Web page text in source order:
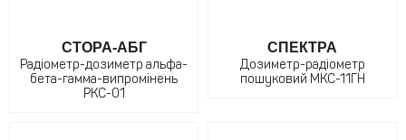
СТОРА-АБГ
Радіометр-дозиметр альфа-
бета-гамма-випромінень
РКС-01
СПЕКТРА
Дозиметр-радіометр
пошуковий МКС-11ГН